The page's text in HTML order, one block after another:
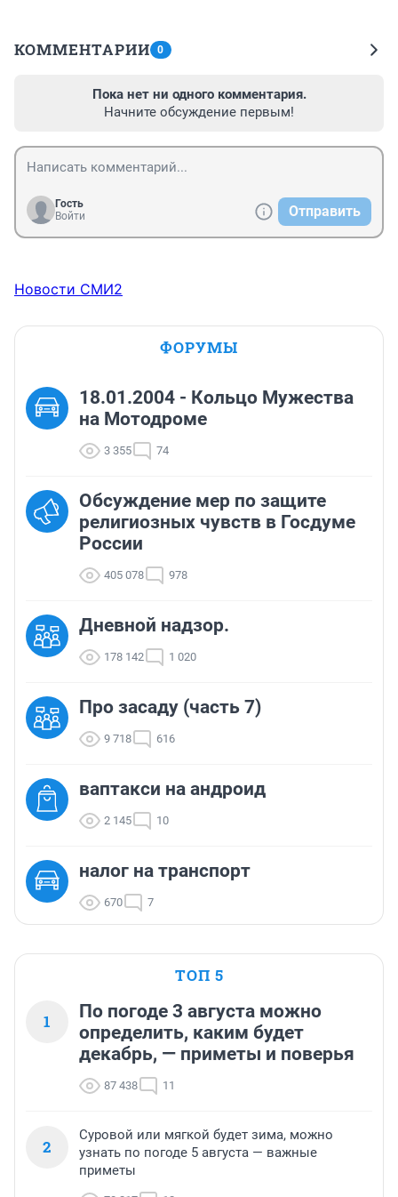
КОММЕНТАРИИ 0
Пока нет ни одного комментария.
Начните обсуждение первым!
Гость
Войти
Отправить
Новости СМИ2
ФОРУМЫ
18.01.2004 - Кольцо Мужества
на Мотодроме
3 355 74
Обсуждение мер по защите
религиозных чувств в Госдуме
России
405 078 978
Дневной надзор.
178 142 1 020
Про засаду (часть 7)
9 718 616
ваптакси на андроид
2 145 10
налог на транспорт
670 7
ТОП 5
1
По погоде 3 августа можно
определить, каким будет
декабрь, — приметы и поверья
87 438 11
2
Суровой или мягкой будет зима, можно
узнать по погоде 5 августа — важные
приметы